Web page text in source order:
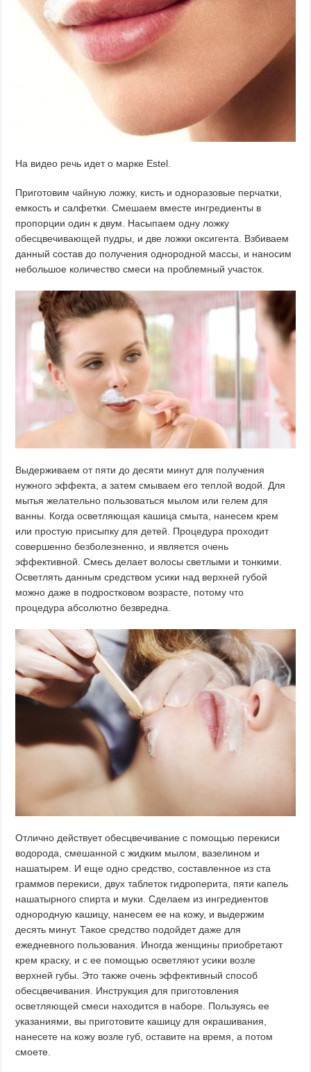
На видео речь идет о марке Estel.
Приготовим чайную ложку, кисть и одноразовые перчатки,
емкость и салфетки. Смешаем вместе ингредиенты в
пропорции один к двум. Насыпаем одну ложку
обесцвечивающей пудры, и две ложки оксигента. Взбиваем
данный состав до получения однородной массы, и наносим
небольшое количество смеси на проблемный участок.
Выдерживаем от пяти до десяти минут для получения
нужного эффекта, а затем смываем его теплой водой. Для
мытья желательно пользоваться мылом или гелем для
ванны. Когда осветляющая кашица смыта, нанесем крем
или простую присыпку для детей. Процедура проходит
совершенно безболезненно, и является очень
эффективной. Смесь делает волосы светлыми и тонкими.
Осветлять данным средством усики над верхней губой
можно даже в подростковом возрасте, потому что
процедура абсолютно безвредна.
Отлично действует обесцвечивание с помощью перекиси
водорода, смешанной с жидким мылом, вазелином и
нашатырем. И еще одно средство, составленное из ста
граммов перекиси, двух таблеток гидроперита, пяти капель
нашатырного спирта и муки. Сделаем из ингредиентов
однородную кашицу, нанесем ее на кожу, и выдержим
десять минут. Такое средство подойдет даже для
ежедневного пользования. Иногда женщины приобретают
крем краску, и с ее помощью осветляют усики возле
верхней губы. Это также очень эффективный способ
обесцвечивания. Инструкция для приготовления
осветляющей смеси находится в наборе. Пользуясь ее
указаниями, вы приготовите кашицу для окрашивания,
нанесете на кожу возле губ, оставите на время, а потом
смоете.